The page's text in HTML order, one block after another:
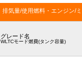
排気量/使用燃料・エンジン/
グレード名
WLTCモード燃費(タンク容量)